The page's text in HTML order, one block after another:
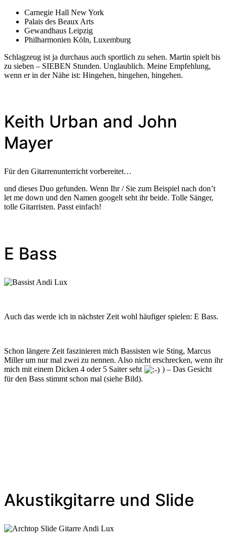
Carnegie Hall New York
Palais des Beaux Arts
Gewandhaus Leipzig
Philharmonien Köln, Luxemburg
Schlagzeug ist ja durchaus auch sportlich zu sehen. Martin spielt bis
zu sieben – SIEBEN Stunden. Unglaublich. Meine Empfehlung,
wenn er in der Nähe ist: Hingehen, hingehen, hingehen.
Keith Urban and John
Mayer
Für den Gitarrenunterricht vorbereitet…
und dieses Duo gefunden. Wenn Ihr / Sie zum Beispiel nach don’t
let me down und den Namen googelt seht ihr beide. Tolle Sänger,
tolle Gitarristen. Passt einfach!
E Bass
Auch das werde ich in nächster Zeit wohl häufiger spielen: E Bass.
Schon längere Zeit faszinieren mich Bassisten wie Sting, Marcus
Miller um nur mal zwei zu nennen. Also nicht erschrecken, wenn ihr
mich mit einem Dicken 4 oder 5 Saiter seht
) – Das Gesicht
für den Bass stimmt schon mal (siehe Bild).
Akustikgitarre und Slide